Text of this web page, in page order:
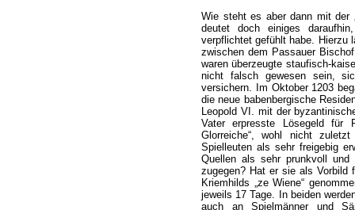
Wie steht es aber dann mit der
deutet doch einiges
verpflichtet gefühlt habe. Hierzu
zwischen dem Passauer
waren überzeugte staufisch-
nicht falsch gewesen sein,
versichern. Im Oktober 1203
die neue babenbergische
Leopold VI. mit der
Vater erpresste Lösegeld für
Glorreiche“, wohl nicht
Spielleuten als sehr freigebig
Quellen als sehr prunkvoll und
zugegen? Hat er sie als Vorbild
Kriemhilds „ze Wiene“
jeweils 17 Tage. In beiden
auch an Spielmänner und